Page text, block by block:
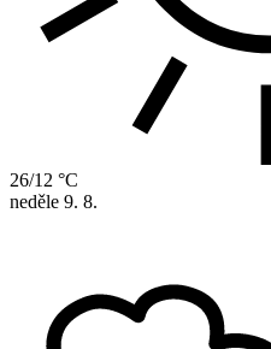
26/12 °C
neděle 9. 8.